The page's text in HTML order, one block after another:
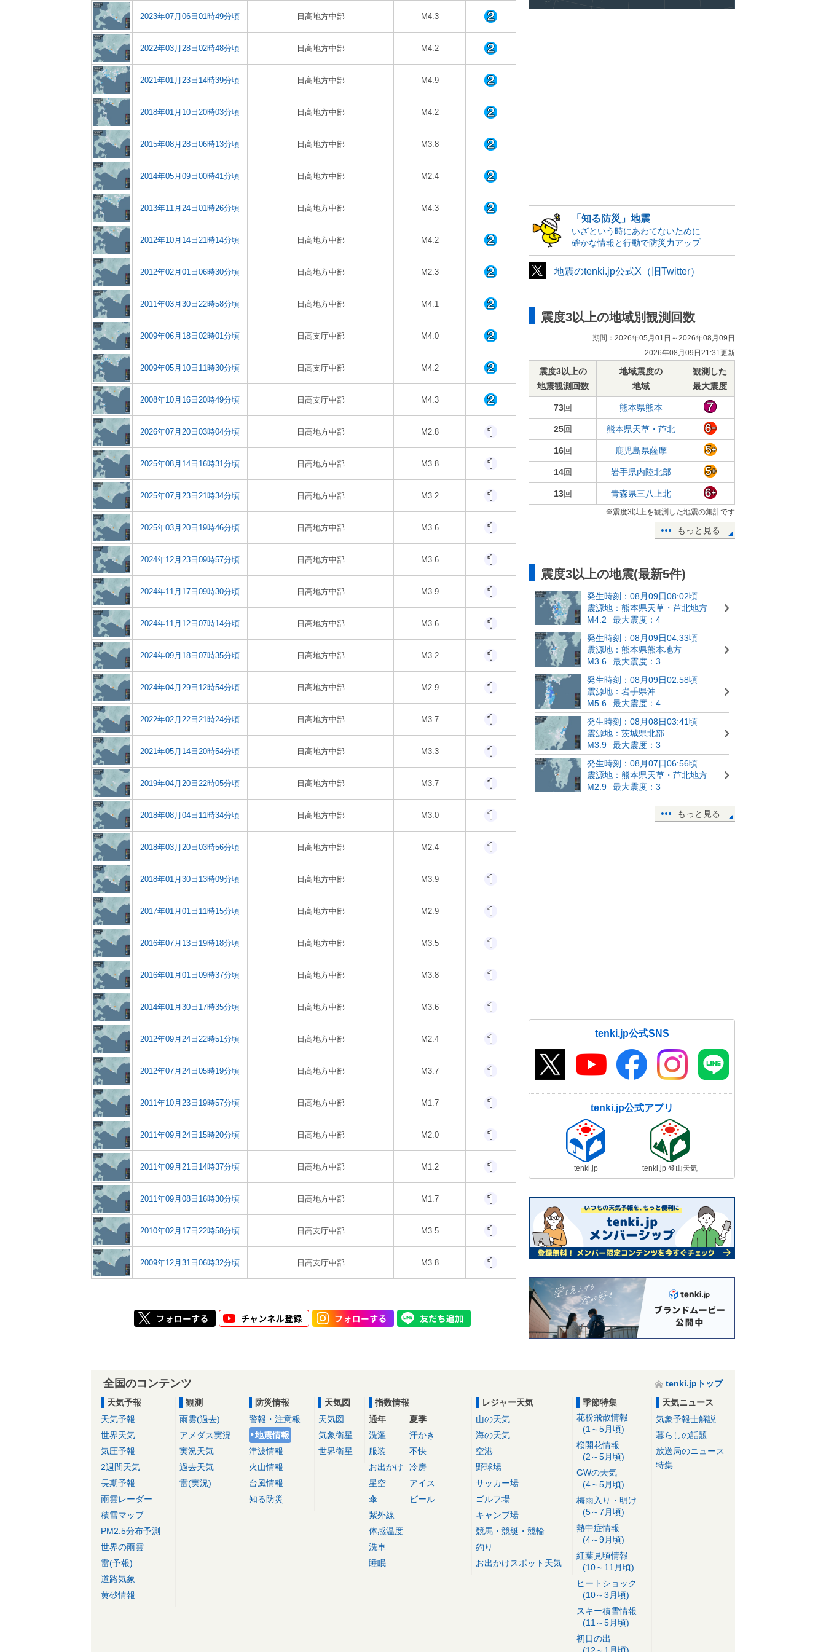
2023年07月06日01時49分頃 日高地方中部 M4.3
2022年03月28日02時48分頃 日高地方中部 M4.2
2021年01月23日14時39分頃 日高地方中部 M4.9
2018年01月10日20時03分頃 日高地方中部 M4.2
2015年08月28日06時13分頃 日高地方中部 M3.8
2014年05月09日00時41分頃 日高地方中部 M2.4
2013年11月24日01時26分頃 日高地方中部 M4.3
2012年10月14日21時14分頃 日高地方中部 M4.2
2012年02月01日06時30分頃 日高地方中部 M2.3
2011年03月30日22時58分頃 日高地方中部 M4.1
2009年06月18日02時01分頃 日高支庁中部 M4.0
2009年05月10日11時30分頃 日高支庁中部 M4.2
2008年10月16日20時49分頃 日高支庁中部 M4.3
2026年07月20日03時04分頃 日高地方中部 M2.8
2025年08月14日16時31分頃 日高地方中部 M3.8
2025年07月23日21時34分頃 日高地方中部 M3.2
2025年03月20日19時46分頃 日高地方中部 M3.6
2024年12月23日09時57分頃 日高地方中部 M3.6
2024年11月17日09時30分頃 日高地方中部 M3.9
2024年11月12日07時14分頃 日高地方中部 M3.6
2024年09月18日07時35分頃 日高地方中部 M3.2
2024年04月29日12時54分頃 日高地方中部 M2.9
2022年02月22日21時24分頃 日高地方中部 M3.7
2021年05月14日20時54分頃 日高地方中部 M3.3
2019年04月20日22時05分頃 日高地方中部 M3.7
2018年08月04日11時34分頃 日高地方中部 M3.0
2018年03月20日03時56分頃 日高地方中部 M2.4
2018年01月30日13時09分頃 日高地方中部 M3.9
2017年01月01日11時15分頃 日高地方中部 M2.9
2016年07月13日19時18分頃 日高地方中部 M3.5
2016年01月01日09時37分頃 日高地方中部 M3.8
2014年01月30日17時35分頃 日高地方中部 M3.6
2012年09月24日22時51分頃 日高地方中部 M2.4
2012年07月24日05時19分頃 日高地方中部 M3.7
2011年10月23日19時57分頃 日高地方中部 M1.7
2011年09月24日15時20分頃 日高地方中部 M2.0
2011年09月21日14時37分頃 日高地方中部 M1.2
2011年09月08日16時30分頃 日高地方中部 M1.7
2010年02月17日22時58分頃 日高支庁中部 M3.5
2009年12月31日06時32分頃 日高支庁中部 M3.8
「知る防災」地震
いざという時にあわてないために
確かな情報と行動で防災力アップ
地震のtenki.jp公式X（旧Twitter）
震度3以上の地域別観測回数
期間：2026年05月01日～2026年08月09日
2026年08月09日21:31更新
震度3以上の
地震観測回数
地域震度の
地域
観測した
最大震度
73回 熊本県熊本
25回 熊本県天草・芦北
16回 鹿児島県薩摩
14回 岩手県内陸北部
13回 青森県三八上北
※震度3以上を観測した地震の集計です
もっと見る
震度3以上の地震(最新5件)
発生時刻：08月09日08:02頃
震源地：熊本県天草・芦北地方
M4.2
最大震度：4
発生時刻：08月09日04:33頃
震源地：熊本県熊本地方
M3.6
最大震度：3
発生時刻：08月09日02:58頃
震源地：岩手県沖
M5.6
最大震度：4
発生時刻：08月08日03:41頃
震源地：茨城県北部
M3.9
最大震度：3
発生時刻：08月07日06:56頃
震源地：熊本県天草・芦北地方
M2.9
最大震度：3
もっと見る
tenki.jp公式SNS
tenki.jp公式アプリ
tenki.jp tenki.jp 登山天気
全国のコンテンツ
tenki.jpトップ
天気予報
天気予報
世界天気
気圧予報
2週間天気
長期予報
雨雲レーダー
積雪マップ
PM2.5分布予測
世界の雨雲
雷(予報)
道路気象
黄砂情報
観測
雨雲(過去)
アメダス実況
実況天気
過去天気
雷(実況)
防災情報
警報・注意報
地震情報
津波情報
火山情報
台風情報
知る防災
天気図
天気図
気象衛星
世界衛星
指数情報
通年
洗濯
服装
お出かけ
星空
傘
紫外線
体感温度
洗車
睡眠
夏季
汗かき
不快
冷房
アイス
ビール
レジャー天気
山の天気
海の天気
空港
野球場
サッカー場
ゴルフ場
キャンプ場
競馬・競艇・競輪
釣り
お出かけスポット天気
季節特集
花粉飛散情報
(1～5月頃)
桜開花情報
(2～5月頃)
GWの天気
(4～5月頃)
梅雨入り・明け
(5～7月頃)
熱中症情報
(4～9月頃)
紅葉見頃情報
(10～11月頃)
ヒートショック
(10～3月頃)
スキー積雪情報
(11～5月頃)
初日の出
天気ニュース
気象予報士解説
暮らしの話題
放送局のニュース
特集